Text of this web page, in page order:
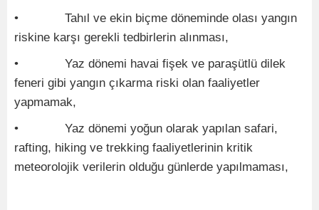
• Tahıl ve ekin biçme döneminde olası yangın
riskine karşı gerekli tedbirlerin alınması,
• Yaz dönemi havai fişek ve paraşütlü dilek
feneri gibi yangın çıkarma riski olan faaliyetler
yapmamak,
• Yaz dönemi yoğun olarak yapılan safari,
rafting, hiking ve trekking faaliyetlerinin kritik
meteorolojik verilerin olduğu günlerde yapılmaması,